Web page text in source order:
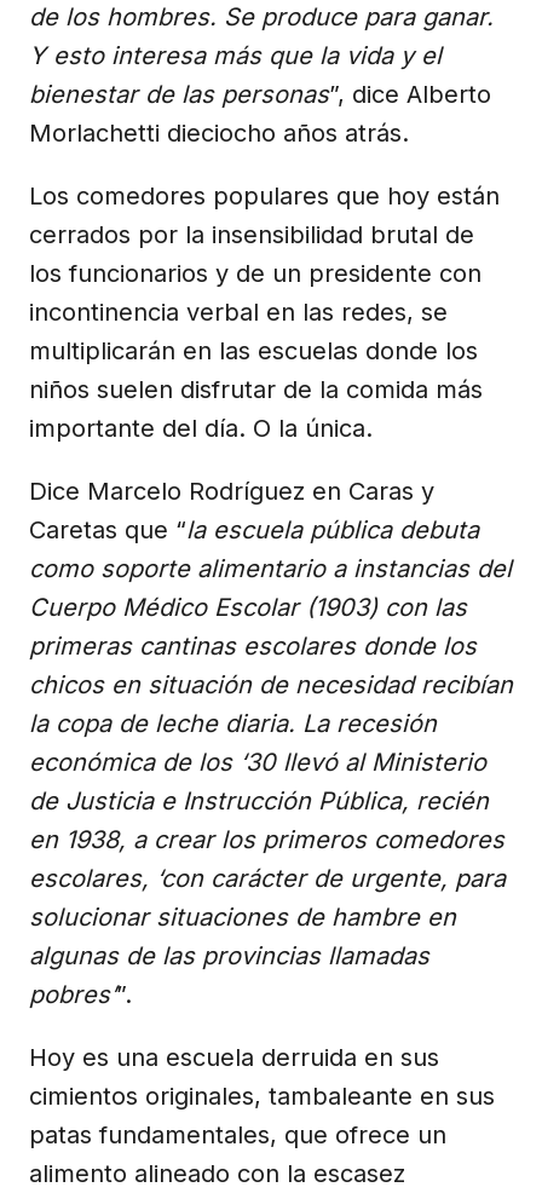
de los hombres. Se produce para ganar.
Y esto interesa más que la vida y el
bienestar de las personas”, dice Alberto
Morlachetti dieciocho años atrás.
Los comedores populares que hoy están
cerrados por la insensibilidad brutal de
los funcionarios y de un presidente con
incontinencia verbal en las redes, se
multiplicarán en las escuelas donde los
niños suelen disfrutar de la comida más
importante del día. O la única.
Dice Marcelo Rodríguez en Caras y
Caretas que “la escuela pública debuta
como soporte alimentario a instancias del
Cuerpo Médico Escolar (1903) con las
primeras cantinas escolares donde los
chicos en situación de necesidad recibían
la copa de leche diaria. La recesión
económica de los ‘30 llevó al Ministerio
de Justicia e Instrucción Pública, recién
en 1938, a crear los primeros comedores
escolares, ‘con carácter de urgente, para
solucionar situaciones de hambre en
algunas de las provincias llamadas
pobres’”.
Hoy es una escuela derruida en sus
cimientos originales, tambaleante en sus
patas fundamentales, que ofrece un
alimento alineado con la escasez